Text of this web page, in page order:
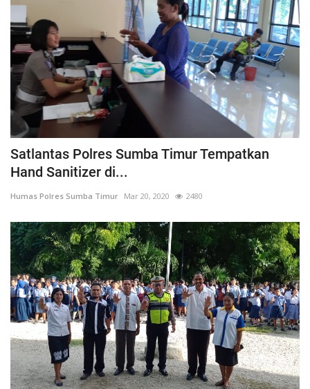
Satlantas Polres Sumba Timur Tempatkan
Hand Sanitizer di...
Humas Polres Sumba Timur Mar 20, 2020 2480